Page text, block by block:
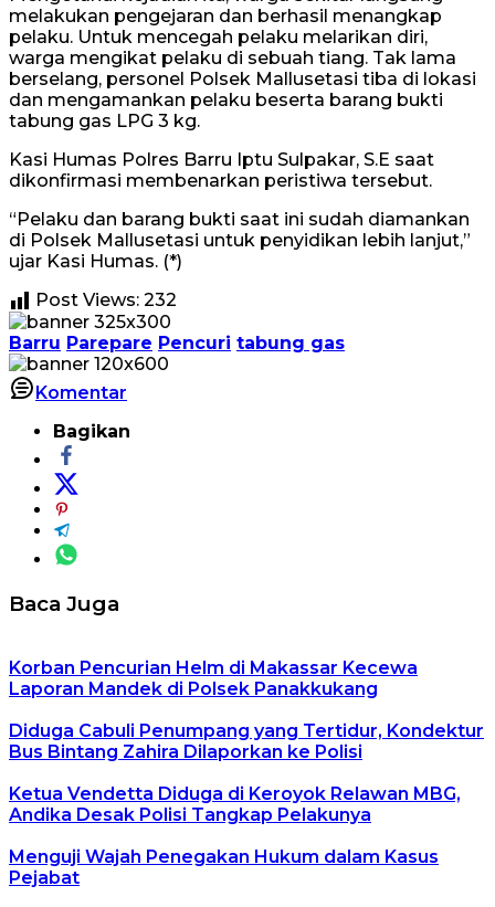
melakukan pengejaran dan berhasil menangkap
pelaku. Untuk mencegah pelaku melarikan diri,
warga mengikat pelaku di sebuah tiang. Tak lama
berselang, personel Polsek Mallusetasi tiba di lokasi
dan mengamankan pelaku beserta barang bukti
tabung gas LPG 3 kg.
Kasi Humas Polres Barru Iptu Sulpakar, S.E saat
dikonfirmasi membenarkan peristiwa tersebut.
“Pelaku dan barang bukti saat ini sudah diamankan
di Polsek Mallusetasi untuk penyidikan lebih lanjut,”
ujar Kasi Humas. (*)
Post Views: 232
Barru Parepare Pencuri tabung gas
Komentar
Bagikan
Baca Juga
Korban Pencurian Helm di Makassar Kecewa
Laporan Mandek di Polsek Panakkukang
Diduga Cabuli Penumpang yang Tertidur, Kondektur
Bus Bintang Zahira Dilaporkan ke Polisi
Ketua Vendetta Diduga di Keroyok Relawan MBG,
Andika Desak Polisi Tangkap Pelakunya
Menguji Wajah Penegakan Hukum dalam Kasus
Pejabat